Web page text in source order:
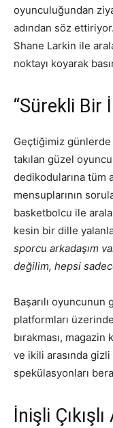
oyunculuğundan
adından söz
Shane Larkin ile
noktayı koyarak
“Sürekli Bir
Geçtiğimiz günlerde
takılan güzel
dedikodularına tüm
mensuplarının
basketbolcu ile
kesin bir dille
sporcu arkadaşım
değilim, hepsi
Başarılı
platformları
bırakması,
ve ikili arasında
spekülasyonları
İnişli